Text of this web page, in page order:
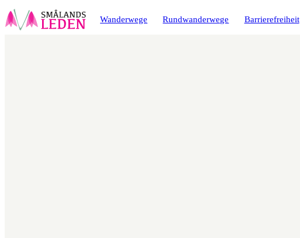
Wanderwege Rundwanderwege Barrierefreiheit